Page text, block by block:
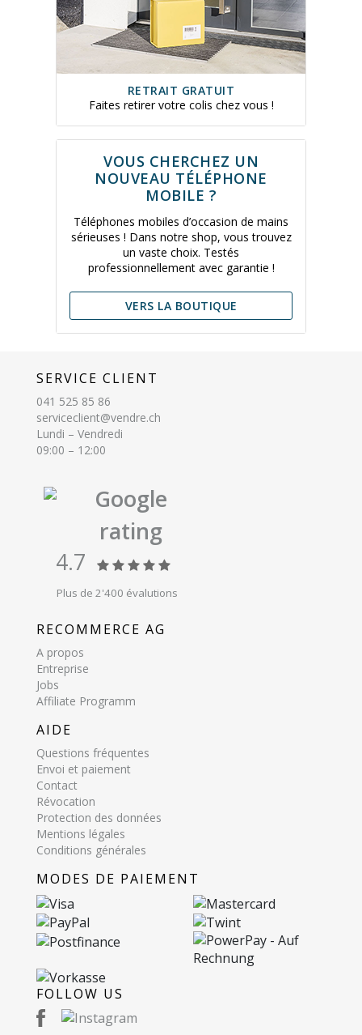
RETRAIT GRATUIT
Faites retirer votre colis chez vous !
VOUS CHERCHEZ UN
NOUVEAU TÉLÉPHONE
MOBILE ?
Téléphones mobiles d’occasion de mains
sérieuses ! Dans notre shop, vous trouvez
un vaste choix. Testés
professionnellement avec garantie !
VERS LA BOUTIQUE
SERVICE CLIENT
041 525 85 86
serviceclient@vendre.ch
Lundi – Vendredi
09:00 – 12:00
Google
rating
4.7
Plus de 2'400 évalutions
RECOMMERCE AG
A propos
Entreprise
Jobs
Affiliate Programm
AIDE
Questions fréquentes
Envoi et paiement
Contact
Révocation
Protection des données
Mentions légales
Conditions générales
MODES DE PAIEMENT
FOLLOW US